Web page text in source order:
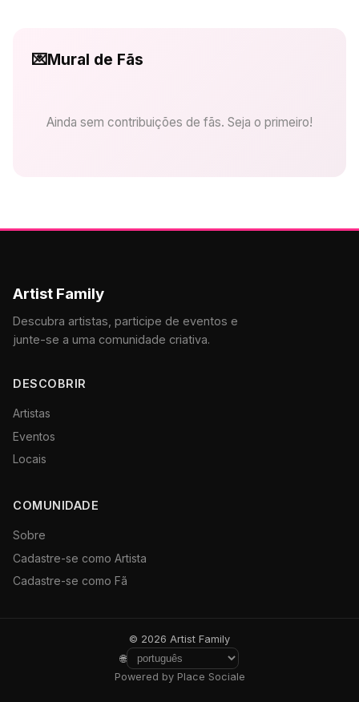
💌Mural de Fãs
Ainda sem contribuições de fãs. Seja o primeiro!
Artist Family
Descubra artistas, participe de eventos e
junte-se a uma comunidade criativa.
DESCOBRIR
Artistas
Eventos
Locais
COMUNIDADE
Sobre
Cadastre-se como Artista
Cadastre-se como Fã
© 2026 Artist Family
🌐
Powered by Place Sociale